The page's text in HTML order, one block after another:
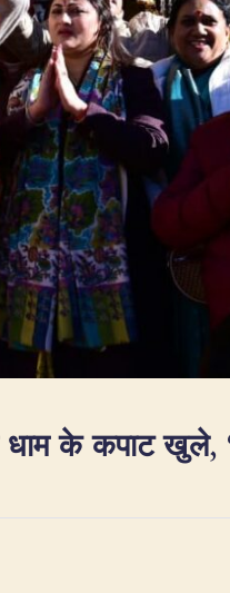
धाम के कपाट खुले,